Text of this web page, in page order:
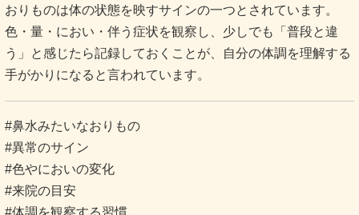
おりものは体の状態を映すサインの一つとされています。
色・量・におい・伴う症状を観察し、少しでも「普段と違
う」と感じたら記録しておくことが、自分の体調を理解する
手がかりになると言われています。
#鼻水みたいなおりもの
#異常のサイン
#色やにおいの変化
#来院の目安